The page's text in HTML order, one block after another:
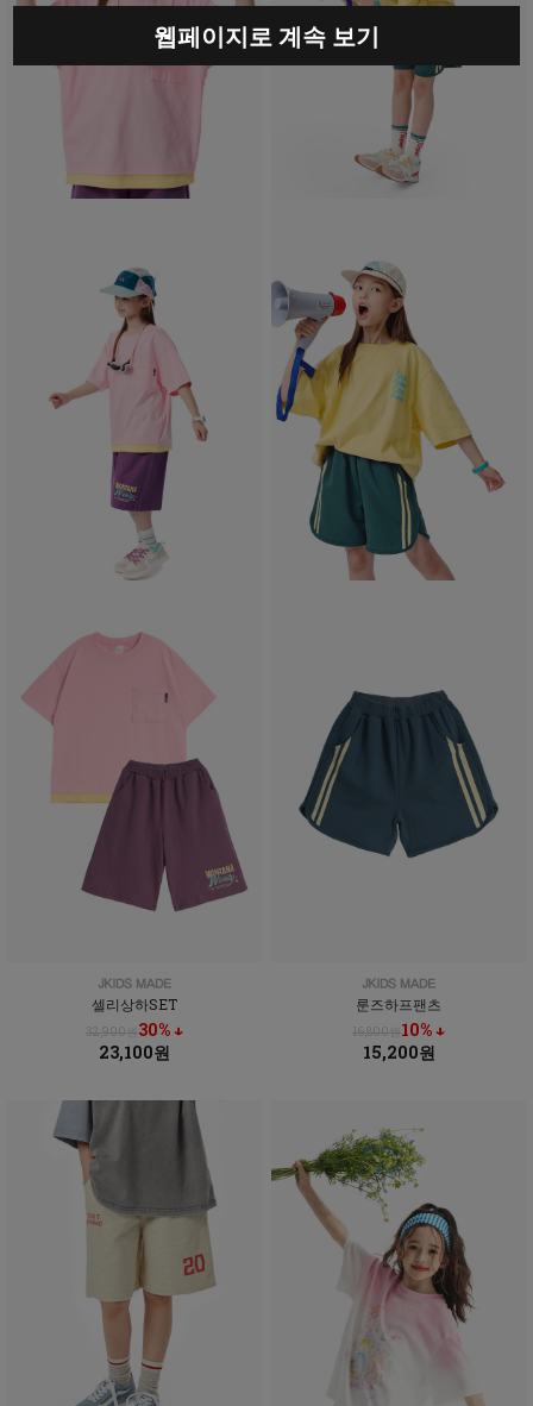
셀리상하SET
32,900원30% ↓
23,100원
룬즈하프팬츠
16,800원10% ↓
15,200원
웹페이지로 계속 보기